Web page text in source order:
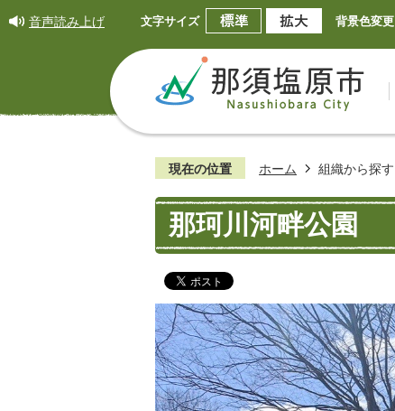
音声読み上げ 文字サイズ 背景色変更
現在の位置 ホーム 組織から探す
那珂川河畔公園